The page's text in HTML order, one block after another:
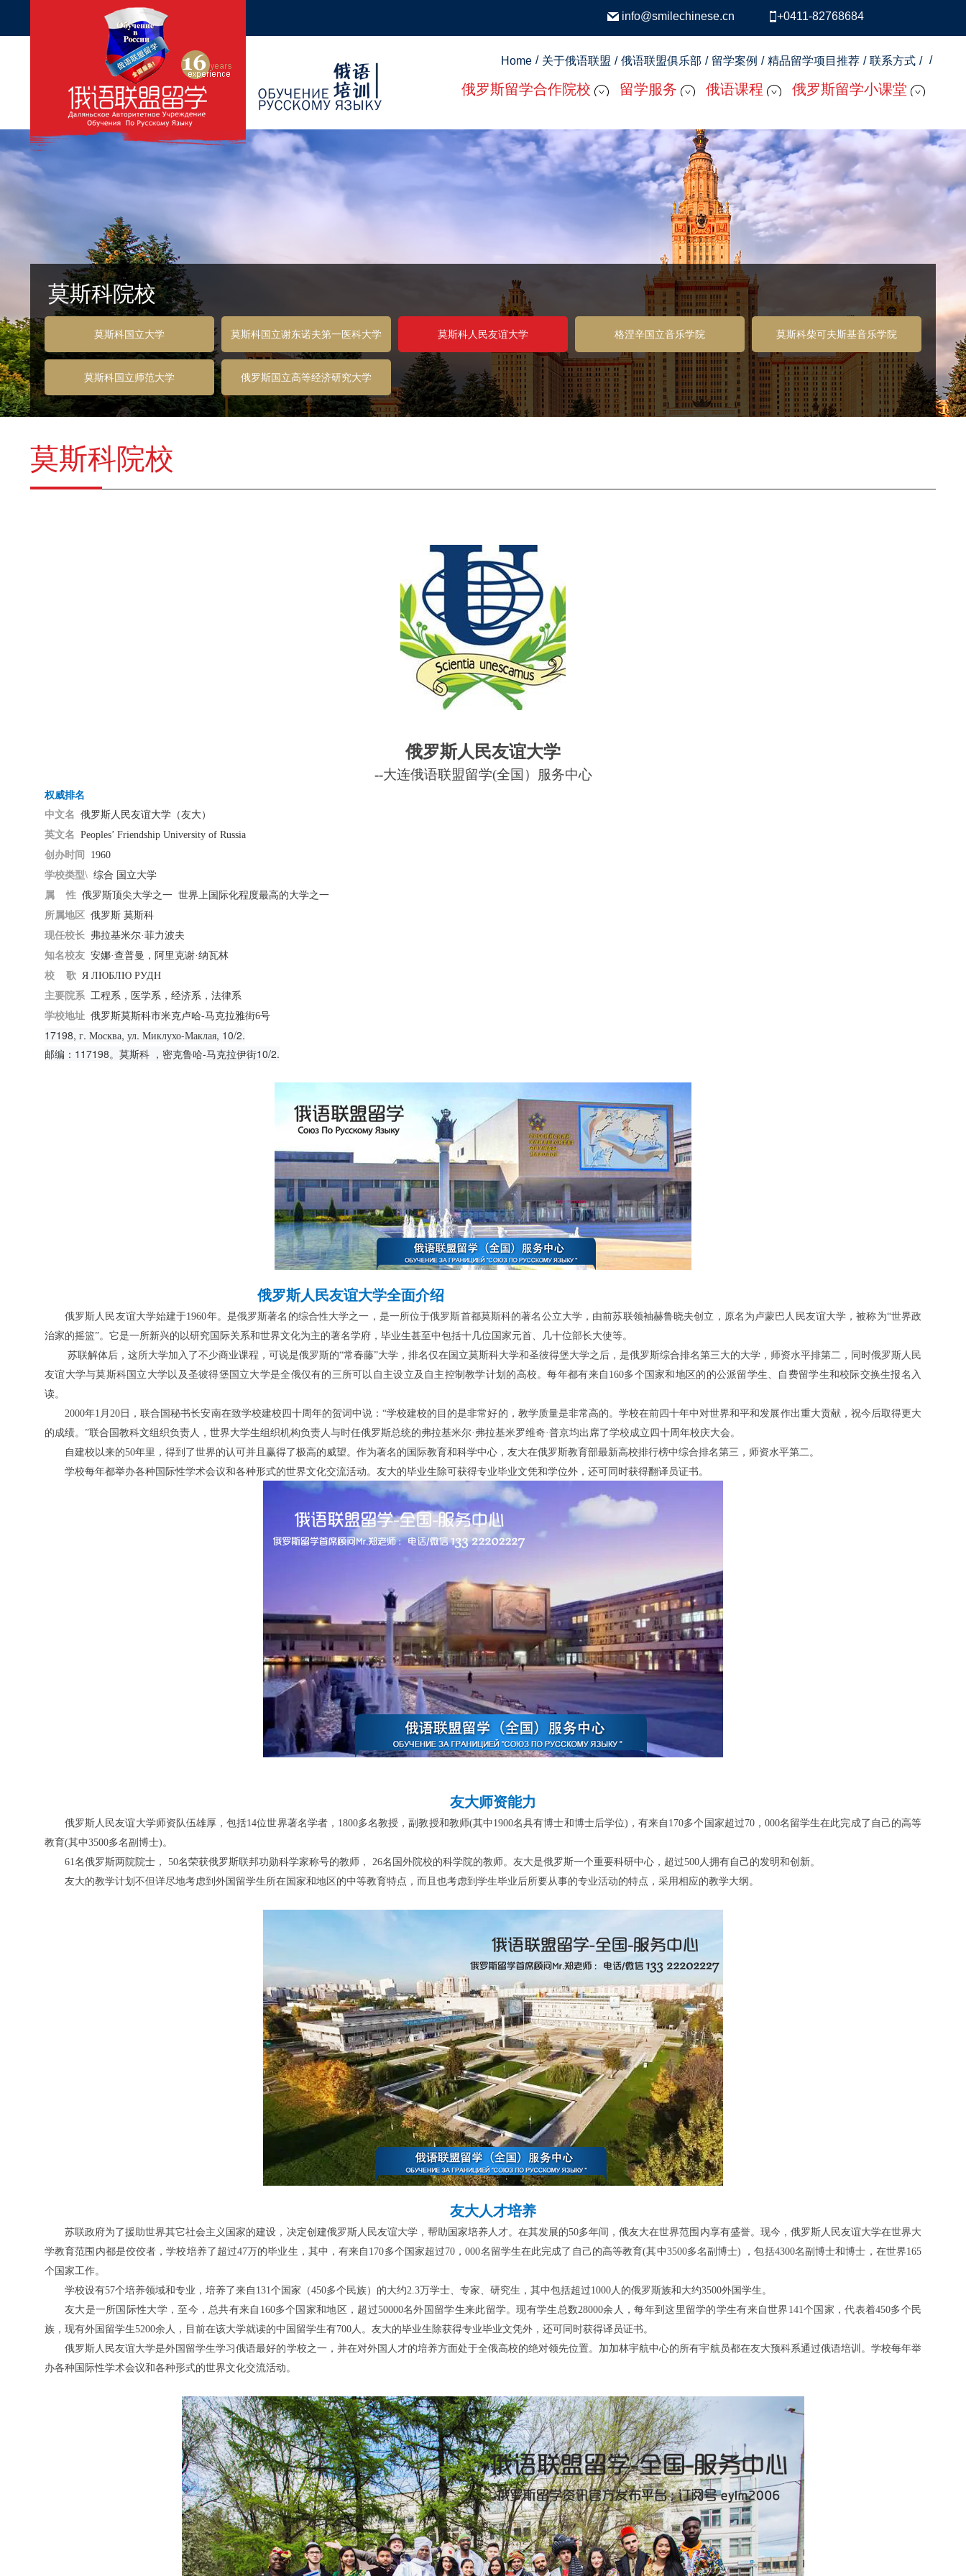
+0411-82768684
info@smilechinese.cn
Home 关于俄语联盟 俄语联盟俱乐部 留学案例 精品留学项目推荐 联系方式
俄罗斯留学合作院校
圣彼得堡院校
留学服务
签证服务
地接服务
出行助手
你问我答 FAQ
申请服务
留学双认证办理
俄语课程
俄语外教口语一对一
0基础俄语口语速成
莫斯科口语课程
精品俄语课程·系统版初级A1
精品俄语课程·系统版初级 A2
经贸俄语课程
精品俄语课程·系统版中级 B1
俄罗斯留学小课堂
国内读预科的重要性
俄罗斯留学突出优势
留学费用及申请评估
俄罗斯留学签证指南-体检要求须知
择校指导
莫斯科院校
莫斯科国立大学 莫斯科国立谢东诺夫第一医科大学
（全国总代）
莫斯科人民友谊大学 格涅辛国立音乐学院 莫斯科柴可夫斯基音乐学院
莫斯科国立师范大学 俄罗斯国立高等经济研究大学
莫斯科院校
俄罗斯人民友谊大学
--大连俄语联盟留学(全国）服务中心
权威排名
中文名 俄罗斯人民友谊大学 （友大）
英文名 Peoples’ Friendship University of Russia
创办时间
1960
学校类型\ 综合 国立大学
属
性 俄罗斯顶尖大学之一 世界上国际化程度最高的大学之一
所属地区 俄罗斯 莫斯科
现任校长 弗拉基米尔·菲力波夫
知名校友 安娜·查普曼，阿里克谢·纳瓦林
校
歌 Я ЛЮБЛЮ РУДН
主要院系 工程系，医学系，经济系，法律系
学校地址 俄罗斯莫斯科市米克卢哈-马克拉雅街6号
17198, г. Москва, ул. Миклухо-Маклая, 10/2.
邮编： 117198。莫斯科 ，密克鲁哈-马克拉伊街10/2.
俄罗斯人民友谊大学全面介绍
俄罗斯人民友谊大学始建于1960年。是俄罗斯著名的综合性大学之一，是一所位于俄罗斯首都莫斯科的著名公立大学，由前苏联领袖赫鲁晓夫创立，原名为卢蒙巴人民友谊大学，被称为“世界政
治家的摇篮”。它是一所新兴的以研究国际关系和世界文化为主的著名学府，毕业生甚至中包括十几位国家元首、几十位部长大使等。
苏联解体后，这所大学加入了不少商业课程，可说是俄罗斯的“常春藤”大学，排名仅在国立莫斯科大学和圣彼得堡大学之后，是俄罗斯综合排名第三大的大学，师资水平排第二，同时俄罗斯人民
友谊大学与莫斯科国立大学以及圣彼得堡国立大学是全俄仅有的三所可以自主设立及自主控制教学计划的高校。每年都有来自160多个国家和地区的的公派留学生、自费留学生和校际交换生报名入
读。
2000年1月20日，联合国秘书长安南在致学校建校四十周年的贺词中说：“学校建校的目的是非常好的，教学质量是非常高的。学校在前四十年中对世界和平和发展作出重大贡献，祝今后取得更大
的成绩。”联合国教科文组织负责人，世界大学生组织机构负责人与时任俄罗斯总统的弗拉基米尔·弗拉基米罗维奇·普京均出席了学校成立四十周年校庆大会。
自建校以来的50年里，得到了世界的认可并且赢得了极高的威望。作为著名的国际教育和科学中心，友大在俄罗斯教育部最新高校排行榜中综合排名第三，师资水平第二。
学校每年都举办各种国际性学术会议和各种形式的世界文化交流活动。友大的毕业生除可获得专业毕业文凭和学位外，还可同时获得翻译员证书。
友大师资能力
俄罗斯人民友谊大学师资队伍雄厚，包括14位世界著名学者，1800多名教授，副教授和教师(其中1900名具有博士和博士后学位)，有来自170多个国家超过70，000名留学生在此完成了自己的高等
教育(其中3500多名副博士)。
61名俄罗斯两院院士， 50名荣获俄罗斯联邦功勋科学家称号的教师， 26名国外院校的科学院的教师。友大是俄罗斯一个重要科研中心，超过500人拥有自己的发明和创新。
友大的教学计划不但详尽地考虑到外国留学生所在国家和地区的中等教育特点，而且也考虑到学生毕业后所要从事的专业活动的特点，采用相应的教学大纲。
友大人才培养
苏联政府为了援助世界其它社会主义国家的建设，决定创建俄罗斯人民友谊大学，帮助国家培养人才。在其发展的50多年间，俄友大在世界范围内享有盛誉。现今，俄罗斯人民友谊大学在世界大
学教育范围内都是佼佼者，学校培养了超过47万的毕业生，其中，有来自170多个国家超过70，000名留学生在此完成了自己的高等教育(其中3500多名副博士) ，包括4300名副博士和博士，在世界165
个国家工作。
学校设有57个培养领域和专业，培养了来自131个国家（450多个民族）的大约2.3万学士、专家、研究生，其中包括超过1000人的俄罗斯族和大约3500外国学生。
友大是一所国际性大学，至今，总共有来自 160多个国家和地区，超过50000名外国留学生来此留学。现有学生总数28000余人，每年到这里留学的学生有来自世界141个国家，代表着450多个民
族，现有外国留学生5200余人，目前在该大学就读的中国留学生有700人。友大的毕业生除获得专业毕业文凭外，还可同时获得译员证书。
俄罗斯人民友谊大学是外国留学生学习俄语最好的学校之一，并在对外国人才的培养方面处于全俄高校的绝对领先位置。加加林宇航中心的所有宇航员都在友大预科系通过俄语培训。学校每年举
办各种国际性学术会议和各种形式的世界文化交流活动。